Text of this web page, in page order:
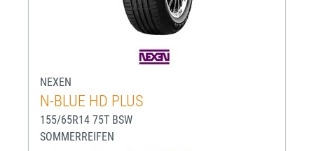
NEXEN
N-BLUE HD PLUS
155/65R14 75T BSW
SOMMERREIFEN